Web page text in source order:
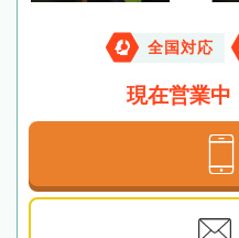
全国対応
現在営業中